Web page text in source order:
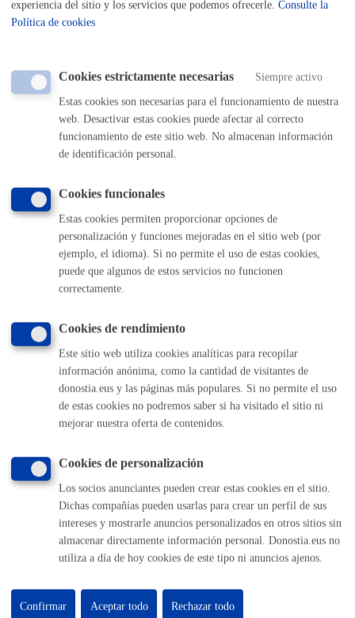
Tasas por la Ocupación del Dominio Público Municipal
**Anexo a regir desde el 1 de enero de 2026
: 3,79€/m2/día (4,17 € si reserva), salvo en caso de
ocupaciones de duración inferior a 1 hora (no reservas de
cobrará una vez finalizada la ocupación.
Fianzasolo en algunos casos concretos (en caso necesario
se le requerirá).
Plazo de resolución y sentido
Plazo estimado:10 días Plazo legal:3 meses
Sentido del silencio:Negativo
Diez días hábiles (10) en el caso de los vehículos de más de
3.500 kg que vayan a ocupar o afectar acera o zona
Cinco días hábiles (5) en los demás casos.
Pasos del procedimiento
Ocupaciones simples
Cobro de tasa
experiencia del sitio y los servicios que podemos ofrecerle. Consulte la
Política de cookies
Cookies estrictamente necesarias Siempre activo
Estas cookies son necesarias para el funcionamiento de nuestra
web. Desactivar estas cookies puede afectar al correcto
funcionamiento de este sitio web. No almacenan información
de identificación personal.
Cookies funcionales
Estas cookies permiten proporcionar opciones de
personalización y funciones mejoradas en el sitio web (por
ejemplo, el idioma). Si no permite el uso de estas cookies,
puede que algunos de estos servicios no funcionen
correctamente.
Cookies de rendimiento
Este sitio web utiliza cookies analíticas para recopilar
información anónima, como la cantidad de visitantes de
donostia.eus y las páginas más populares. Si no permite el uso
de estas cookies no podremos saber si ha visitado el sitio ni
mejorar nuestra oferta de contenidos.
Cookies de personalización
Los socios anunciantes pueden crear estas cookies en el sitio.
Dichas compañías pueden usarlas para crear un perfil de sus
intereses y mostrarle anuncios personalizados en otros sitios sin
almacenar directamente información personal. Donostia.eus no
utiliza a día de hoy cookies de este tipo ni anuncios ajenos.
Rechazar todo
Confirmar Aceptar todo